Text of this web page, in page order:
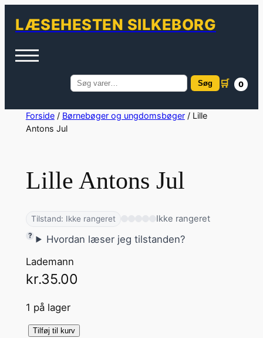
LÆSEHESTEN SILKEBORG
Søg
Søg 🛒 0
SpringForside/ Børnebøger og ungdomsbøger/ Lille
Antons Jul
Lille Antons Jul
Tilstand: Ikke rangeret Ikke rangeret
Hvordan læser jeg tilstanden?
Lademann
kr.35.00
1 på lager
Tilføj til kurv